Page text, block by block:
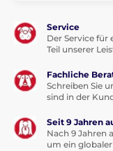
Service
Der Service für
Teil unserer
Fachliche
Schreiben Sie
sind in der
Seit 9 Jahren
Nach 9 Jahren
um ein